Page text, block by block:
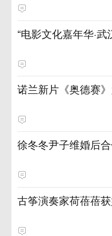
“电影文化嘉年华·
诺兰新片《奥德赛
徐冬冬尹子维婚后
古筝演奏家荷蓓蓓